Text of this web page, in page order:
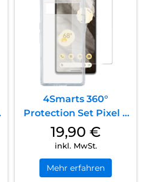
4Smarts 360°
Protection Set Pixel 8
Pro Transparent
19,90 €
inkl. MwSt.
Mehr erfahren